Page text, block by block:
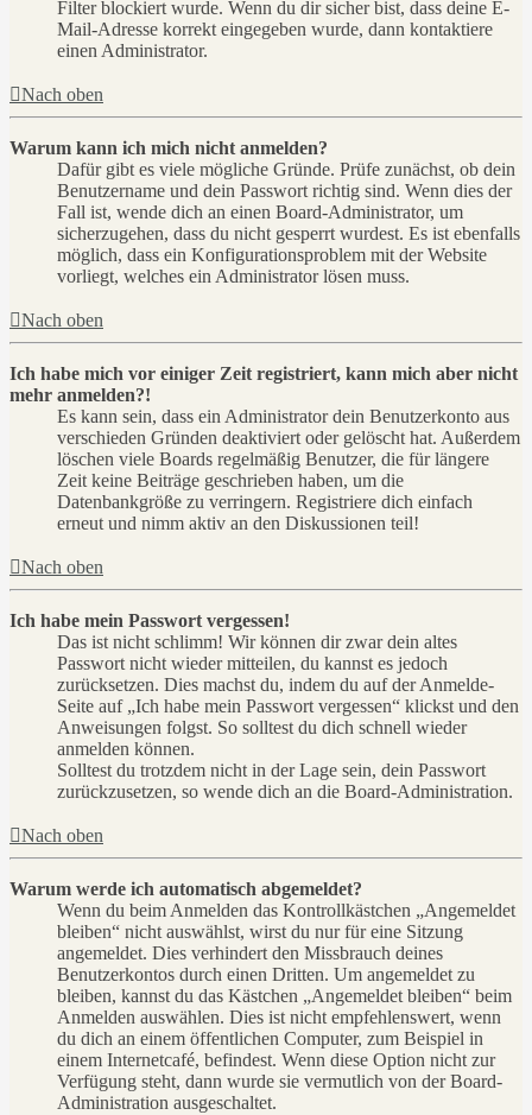
Filter blockiert wurde. Wenn du dir sicher bist, dass deine E-
Mail-Adresse korrekt eingegeben wurde, dann kontaktiere
einen Administrator.
Nach oben
Warum kann ich mich nicht anmelden?
Dafür gibt es viele mögliche Gründe. Prüfe zunächst, ob dein
Benutzername und dein Passwort richtig sind. Wenn dies der
Fall ist, wende dich an einen Board-Administrator, um
sicherzugehen, dass du nicht gesperrt wurdest. Es ist ebenfalls
möglich, dass ein Konfigurationsproblem mit der Website
vorliegt, welches ein Administrator lösen muss.
Nach oben
Ich habe mich vor einiger Zeit registriert, kann mich aber nicht
mehr anmelden?!
Es kann sein, dass ein Administrator dein Benutzerkonto aus
verschieden Gründen deaktiviert oder gelöscht hat. Außerdem
löschen viele Boards regelmäßig Benutzer, die für längere
Zeit keine Beiträge geschrieben haben, um die
Datenbankgröße zu verringern. Registriere dich einfach
erneut und nimm aktiv an den Diskussionen teil!
Nach oben
Ich habe mein Passwort vergessen!
Das ist nicht schlimm! Wir können dir zwar dein altes
Passwort nicht wieder mitteilen, du kannst es jedoch
zurücksetzen. Dies machst du, indem du auf der Anmelde-
Seite auf „Ich habe mein Passwort vergessen“ klickst und den
Anweisungen folgst. So solltest du dich schnell wieder
anmelden können.
Solltest du trotzdem nicht in der Lage sein, dein Passwort
zurückzusetzen, so wende dich an die Board-Administration.
Nach oben
Warum werde ich automatisch abgemeldet?
Wenn du beim Anmelden das Kontrollkästchen „Angemeldet
bleiben“ nicht auswählst, wirst du nur für eine Sitzung
angemeldet. Dies verhindert den Missbrauch deines
Benutzerkontos durch einen Dritten. Um angemeldet zu
bleiben, kannst du das Kästchen „Angemeldet bleiben“ beim
Anmelden auswählen. Dies ist nicht empfehlenswert, wenn
du dich an einem öffentlichen Computer, zum Beispiel in
einem Internetcafé, befindest. Wenn diese Option nicht zur
Verfügung steht, dann wurde sie vermutlich von der Board-
Administration ausgeschaltet.